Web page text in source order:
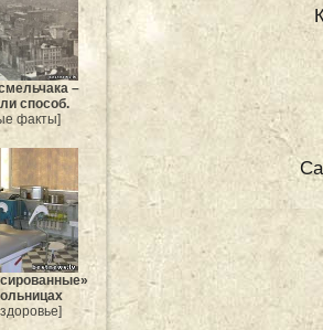
–
способ.
факты]